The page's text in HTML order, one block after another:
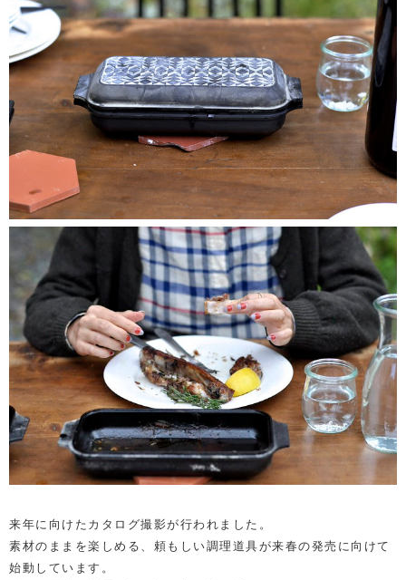
来年に向けたカタログ撮影が行われました。
素材のままを楽しめる、頼もしい調理道具が来春の発売に向けて
始動しています。